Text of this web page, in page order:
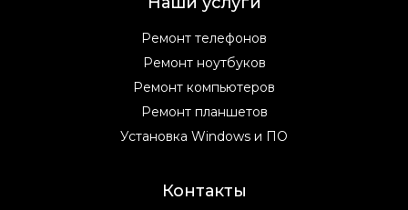
Ремонт телефонов
Ремонт ноутбуков
Ремонт компьютеров
Ремонт планшетов
Установка Windows и ПО
Контакты